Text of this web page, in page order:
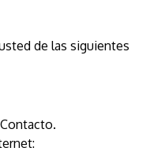
de las siguientes